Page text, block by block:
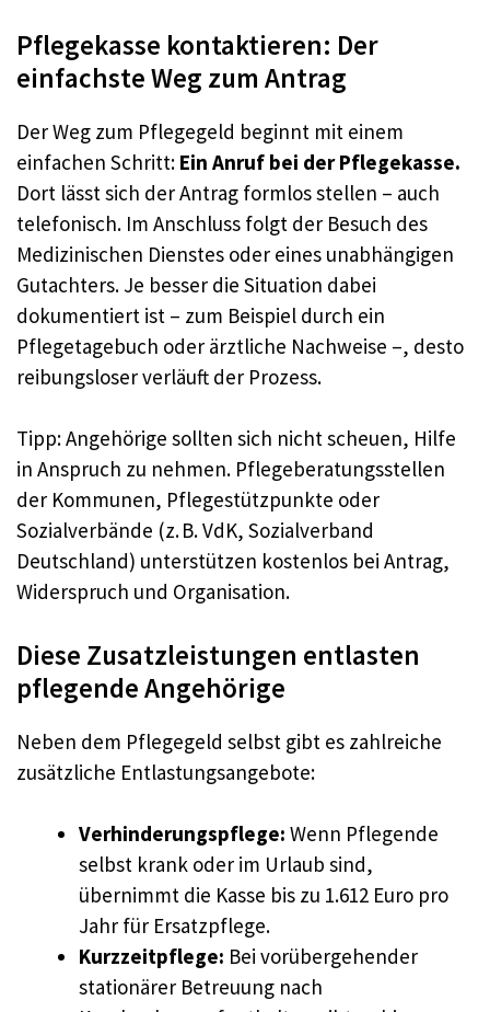
Pflegekasse kontaktieren: Der
einfachste Weg zum Antrag
Der Weg zum Pflegegeld beginnt mit einem
einfachen Schritt: Ein Anruf bei der Pflegekasse.
Dort lässt sich der Antrag formlos stellen – auch
telefonisch. Im Anschluss folgt der Besuch des
Medizinischen Dienstes oder eines unabhängigen
Gutachters. Je besser die Situation dabei
dokumentiert ist – zum Beispiel durch ein
Pflegetagebuch oder ärztliche Nachweise –, desto
reibungsloser verläuft der Prozess.
Tipp: Angehörige sollten sich nicht scheuen, Hilfe
in Anspruch zu nehmen. Pflegeberatungsstellen
der Kommunen, Pflegestützpunkte oder
Sozialverbände (z. B. VdK, Sozialverband
Deutschland) unterstützen kostenlos bei Antrag,
Widerspruch und Organisation.
Diese Zusatzleistungen entlasten
pflegende Angehörige
Neben dem Pflegegeld selbst gibt es zahlreiche
zusätzliche Entlastungsangebote:
Verhinderungspflege: Wenn Pflegende
selbst krank oder im Urlaub sind,
übernimmt die Kasse bis zu 1.612 Euro pro
Jahr für Ersatzpflege.
Kurzzeitpflege: Bei vorübergehender
stationärer Betreuung nach